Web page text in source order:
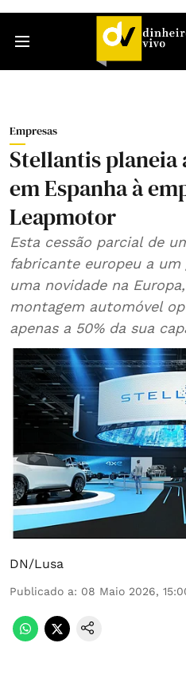
Empresas
Stellantis
em Espanha à
Leapmotor
Esta cessão parcial de
fabricante europeu a um
uma novidade na
montagem automóvel
apenas a 50% da sua
DN/Lusa
Publicado a: 08 Maio 2026,